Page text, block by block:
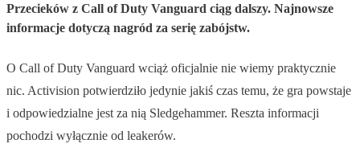
Przecieków z Call of Duty Vanguard ciąg dalszy. Najnowsze
informacje dotyczą nagród za serię zabójstw.
O Call of Duty Vanguard wciąż oficjalnie nie wiemy praktycznie
nic. Activision potwierdziło jedynie jakiś czas temu, że gra powstaje
i odpowiedzialne jest za nią Sledgehammer. Reszta informacji
pochodzi wyłącznie od leakerów.